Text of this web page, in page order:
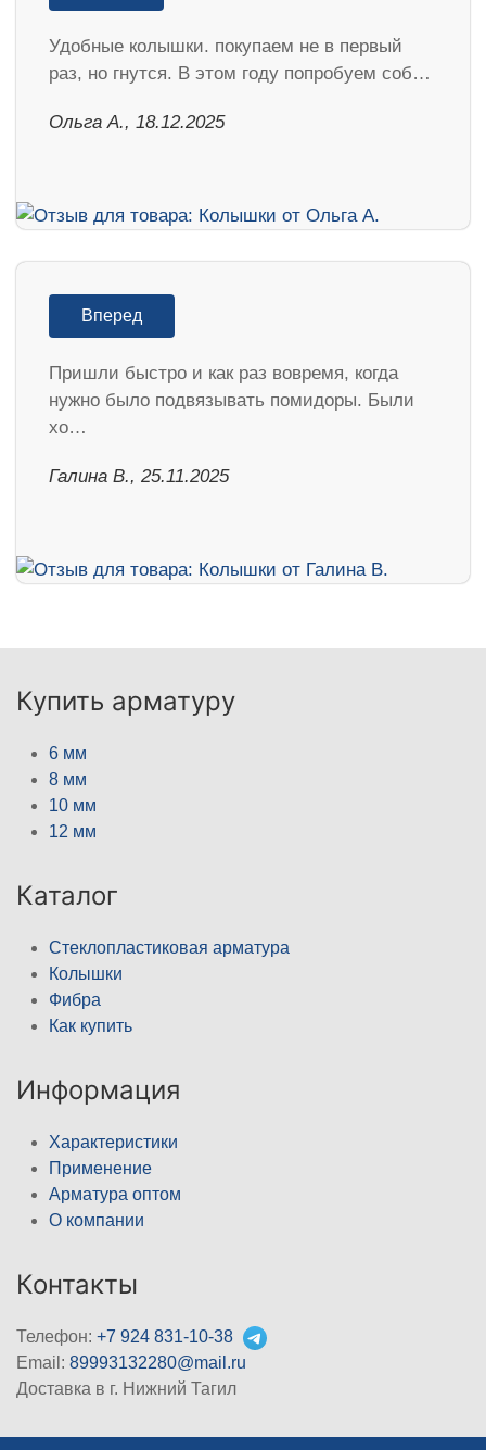
Удобные колышки. покупаем не в первый
раз, но гнутся. В этом году попробуем соб…
Ольга А., 18.12.2025
Вперед
Пришли быстро и как раз вовремя, когда
нужно было подвязывать помидоры. Были
хо…
Галина В., 25.11.2025
Купить арматуру
6 мм
8 мм
10 мм
12 мм
Каталог
Стеклопластиковая арматура
Колышки
Фибра
Как купить
Информация
Характеристики
Применение
Арматура оптом
О компании
Контакты
Телефон: +7 924 831-10-38
Email: 89993132280@mail.ru
Доставка в г. Нижний Тагил